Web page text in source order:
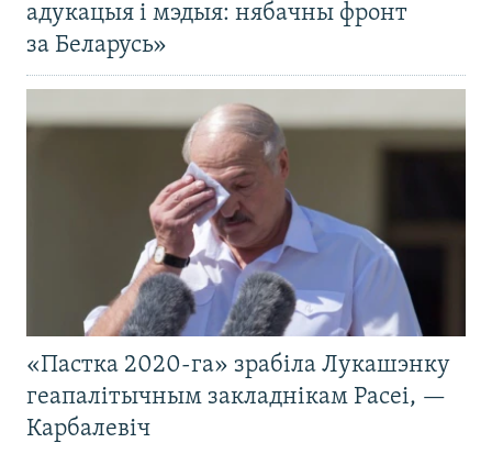
адукацыя і мэдыя: нябачны фронт
за Беларусь»
«Пастка 2020-га» зрабіла Лукашэнку
геапалітычным закладнікам Расеі, —
Карбалевіч